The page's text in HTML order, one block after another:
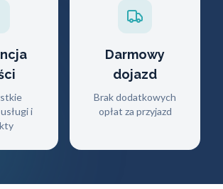
i
Darmowy
dojazd
Brak dodatkowych
opłat za przyjazd